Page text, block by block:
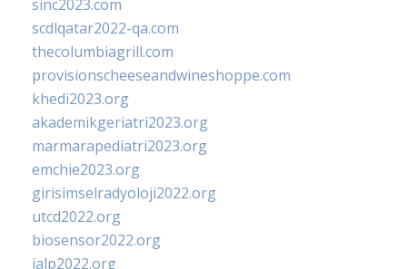
sinc2023.com
scdlqatar2022-qa.com
thecolumbiagrill.com
provisionscheeseandwineshoppe.com
khedi2023.org
akademikgeriatri2023.org
marmarapediatri2023.org
emchie2023.org
girisimselradyoloji2022.org
utcd2022.org
biosensor2022.org
ialp2022.org